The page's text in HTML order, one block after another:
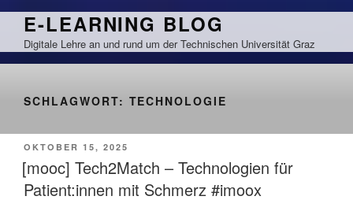
Zum
springen
E-LEARNING BLOG
Digitale Lehre an und rund um der Technischen Universität Graz
SCHLAGWORT: TECHNOLOGIE
VERÖFFENTLICHT
AM
OKTOBER 15, 2025
[mooc] Tech2Match – Technologien für
Patient:innen mit Schmerz #imoox